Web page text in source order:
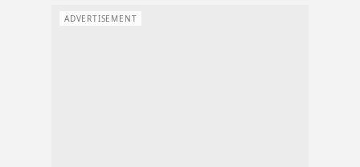
ADVERTISEMENT